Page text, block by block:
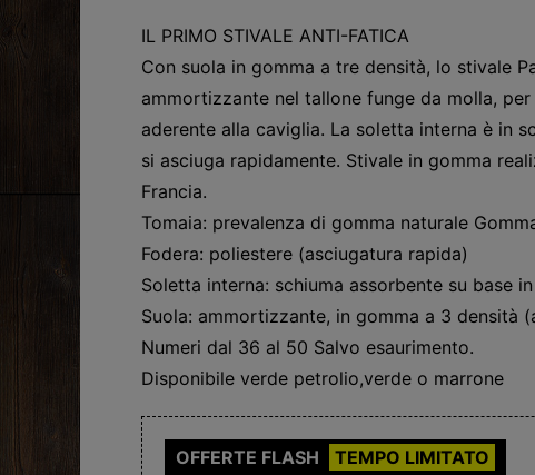
IL PRIMO STIVALE ANTI-FATICA
Con suola in gomma a tre densità, lo stivale
ammortizzante nel tallone funge da molla,
aderente alla caviglia. La soletta interna è in
si asciuga rapidamente. Stivale in gomma
Francia.
Tomaia: prevalenza di gomma naturale
Fodera: poliestere (asciugatura rapida)
Soletta interna: schiuma assorbente su base
Suola: ammortizzante, in gomma a 3 densità
Numeri dal 36 al 50 Salvo esaurimento.
Disponibile verde petrolio,verde o marrone
OFFERTE FLASH
TEMPO LIMITATO